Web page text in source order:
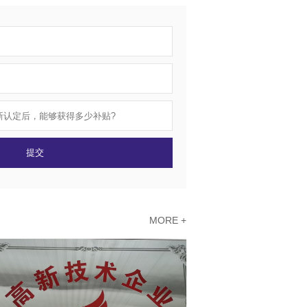
MORE +